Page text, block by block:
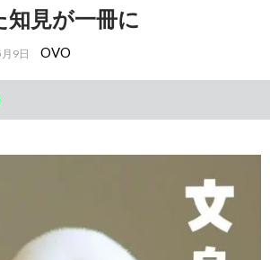
知見が一冊に
9日 OVO